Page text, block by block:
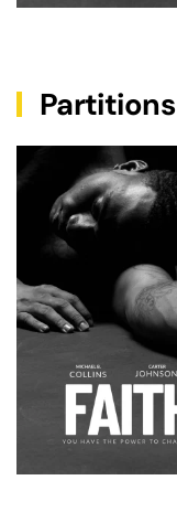
Partitions